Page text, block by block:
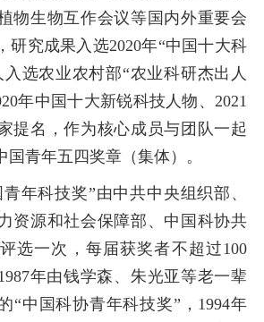
物生物互作会议等国内外重要会
研究成果入选2020年“中国十大科
选农业农村部“农业科研杰出人
年中国十大新锐科技人物、2021
提名，作为核心成员与团队一起
青年五四奖章（集体）。
年科技奖”由中共中央组织部、
资源和社会保障部、中国科协共
选一次，每届获奖者不超过100
年由钱学森、朱光亚等老一辈
“中国科协青年科技奖”，1994年